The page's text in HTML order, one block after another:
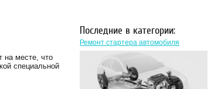
на месте, что
специальной
Последние в категории:
Ремонт стартера автомобиля